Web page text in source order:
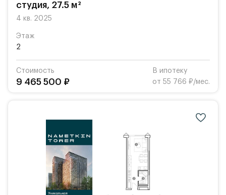
студия, 27.5 м²
4 кв. 2025
Этаж
2
Стоимость
9 465 500 ₽
В ипотеку
от 55 766 ₽/мес.